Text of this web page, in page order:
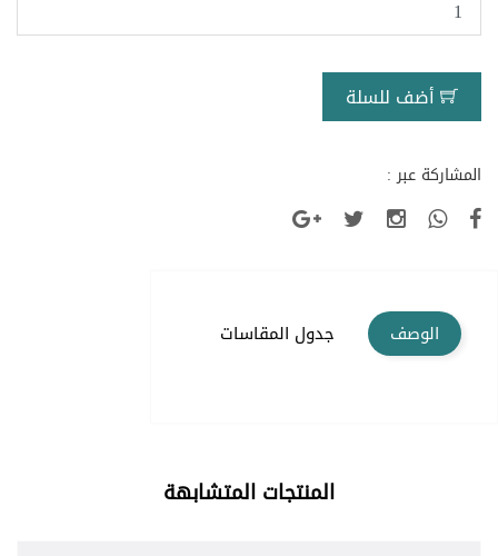
أضف للسلة
المشاركة عبر :
الوصف جدول المقاسات
المنتجات المتشابهة